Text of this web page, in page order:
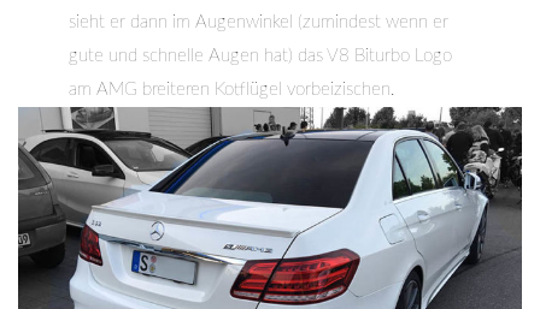
sieht er dann im Augenwinkel (zumindest wenn er
gute und schnelle Augen hat) das V8 Biturbo Logo
am AMG breiteren Kotflügel vorbeizischen.